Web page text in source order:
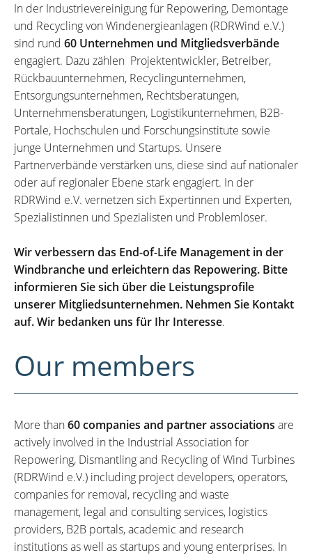
In der Industrievereinigung für Repowering, Demontage
und Recycling von Windenergieanlagen (RDRWind e.V.)
sind rund 60 Unternehmen und Mitgliedsverbände
engagiert. Dazu zählen Projektentwickler, Betreiber,
Rückbauunternehmen, Recyclingunternehmen,
Entsorgungsunternehmen, Rechtsberatungen,
Unternehmensberatungen, Logistikunternehmen, B2B-
Portale, Hochschulen und Forschungsinstitute sowie
junge Unternehmen und Startups. Unsere
Partnerverbände verstärken uns, diese sind auf nationaler
oder auf regionaler Ebene stark engagiert. In der
RDRWind e.V. vernetzen sich Expertinnen und Experten,
Spezialistinnen und Spezialisten und Problemlöser.
Wir verbessern das End-of-Life Management in der
Windbranche und erleichtern das Repowering. Bitte
informieren Sie sich über die Leistungsprofile
unserer Mitgliedsunternehmen. Nehmen Sie Kontakt
auf. Wir bedanken uns für Ihr Interesse.
Our members
More than60 companies and partner associations are
actively involved in the Industrial Association for
Repowering, Dismantling and Recycling of Wind Turbines
(RDRWind e.V.) including project developers, operators,
companies for removal, recycling and waste
management, legal and consulting services, logistics
providers, B2B portals, academic and research
institutions as well as startups and young enterprises. In